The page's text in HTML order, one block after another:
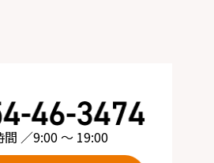
間 ／9:00 ～ 19:00